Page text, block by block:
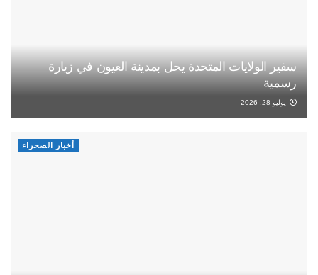
سفير الولايات المتحدة يحل بمدينة العيون في زيارة
رسمية
يوليو 28, 2026
أخبار الصحراء